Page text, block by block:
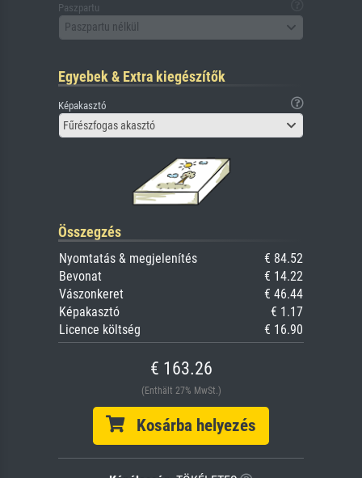
Paszpartu
Paszpartu nélkül
Egyebek & Extra kiegészítők
Képakasztó
Fűrészfogas akasztó
Összegzés
Nyomtatás & megjelenítés
€ 84.52
Bevonat
€ 14.22
Vászonkeret
€ 46.44
Képakasztó
€ 1.17
Licence költség
€ 16.90
€ 163.26
(Enthält 27% MwSt.)
Kosárba helyezés